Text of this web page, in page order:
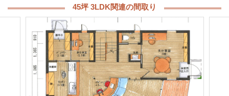
45坪 3LDK関連の間取り